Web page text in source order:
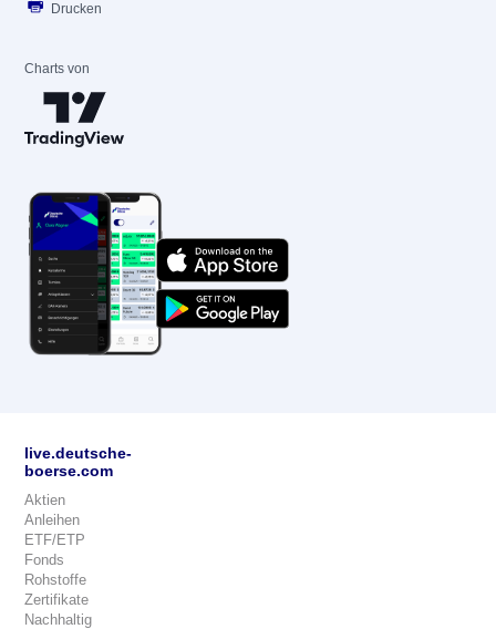
Drucken
Charts von
live.deutsche-
boerse.com
Aktien
Anleihen
ETF/ETP
Fonds
Rohstoffe
Zertifikate
Nachhaltig